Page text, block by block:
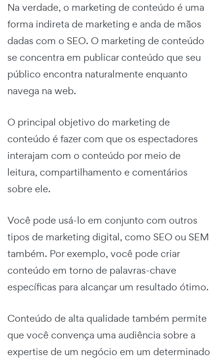
Na verdade, o marketing de conteúdo é uma
forma indireta de marketing e anda de mãos
dadas com o SEO. O marketing de conteúdo
se concentra em publicar conteúdo que seu
público encontra naturalmente enquanto
navega na web.
O principal objetivo do marketing de
conteúdo é fazer com que os espectadores
interajam com o conteúdo por meio de
leitura, compartilhamento e comentários
sobre ele.
Você pode usá-lo em conjunto com outros
tipos de marketing digital, como SEO ou SEM
também. Por exemplo, você pode criar
conteúdo em torno de palavras-chave
específicas para alcançar um resultado ótimo.
Conteúdo de alta qualidade também permite
que você convença uma audiência sobre a
expertise de um negócio em um determinado